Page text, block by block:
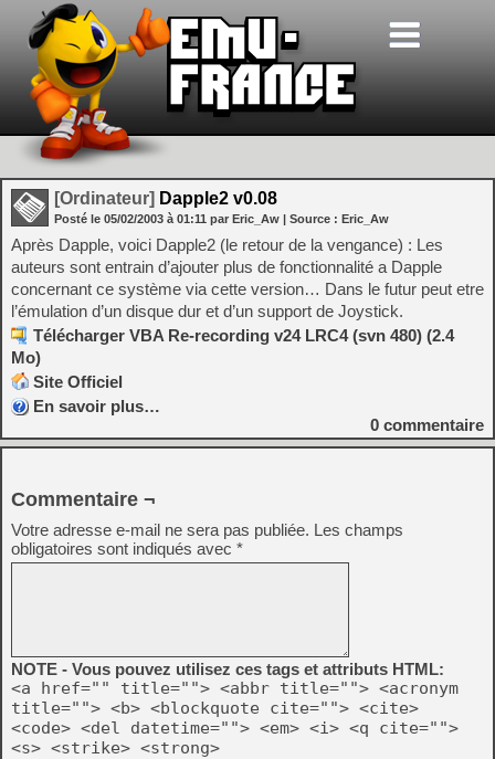
[Ordinateur] Dapple2 v0.08
Posté le 05/02/2003 à 01:11 par Eric_Aw | Source : Eric_Aw
Après Dapple, voici Dapple2 (le retour de la vengance) : Les
auteurs sont entrain d’ajouter plus de fonctionnalité a Dapple
concernant ce système via cette version… Dans le futur peut etre
l’émulation d’un disque dur et d’un support de Joystick.
Télécharger VBA Re-recording v24 LRC4 (svn 480) (2.4
Mo)
Site Officiel
En savoir plus…
0 commentaire
Commentaire ¬
Votre adresse e-mail ne sera pas publiée. Les champs
obligatoires sont indiqués avec *
NOTE - Vous pouvez utilisez ces tags et attributs HTML:
<a href="" title=""> <abbr title=""> <acronym
title=""> <b> <blockquote cite=""> <cite>
<code> <del datetime=""> <em> <i> <q cite="">
<s> <strike> <strong>